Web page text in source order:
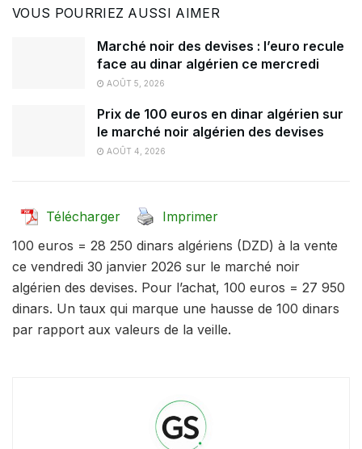
VOUS POURRIEZ AUSSI AIMER
Marché noir des devises : l’euro recule
face au dinar algérien ce mercredi
AOÛT 5, 2026
Prix de 100 euros en dinar algérien sur
le marché noir algérien des devises
AOÛT 4, 2026
Télécharger
Imprimer
100 euros = 28 250 dinars algériens (DZD) à la vente
ce vendredi 30 janvier 2026 sur le marché noir
algérien des devises. Pour l’achat, 100 euros = 27 950
dinars. Un taux qui marque une hausse de 100 dinars
par rapport aux valeurs de la veille.